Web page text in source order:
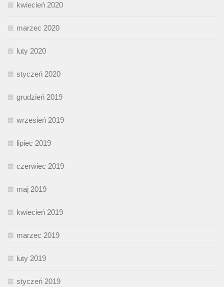
kwiecień 2020
marzec 2020
luty 2020
styczeń 2020
grudzień 2019
wrzesień 2019
lipiec 2019
czerwiec 2019
maj 2019
kwiecień 2019
marzec 2019
luty 2019
styczeń 2019